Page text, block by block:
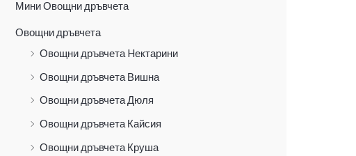
Мини Овощни дръвчета
Овощни дръвчета
Овощни дръвчета Hектарини
Овощни дръвчета Вишна
Овощни дръвчета Дюля
Овощни дръвчета Кайсия
Овощни дръвчета Круша